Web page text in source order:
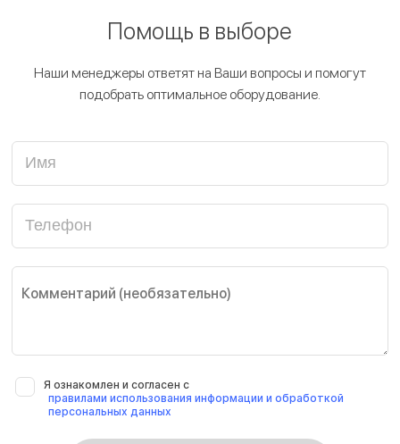
Помощь в выборе
Наши менеджеры ответят на Ваши вопросы и помогут
подобрать оптимальное оборудование.
Имя
Телефон
Я ознакомлен и согласен с
правилами использования информации и обработкой
персональных данных